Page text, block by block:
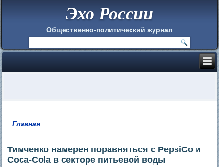
Эхо России
Общественно-политический журнал
Главная
Тимченко намерен поравняться с PepsiCo и
Coca-Cola в секторе питьевой воды